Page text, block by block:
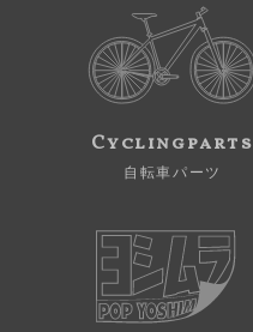
Cyclingparts
自転車パーツ